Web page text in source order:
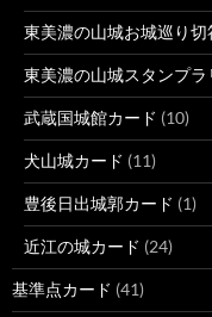
東美濃の山城お城巡り切
東美濃の山城スタンプラ
武蔵国城館カード (10)
犬山城カード (11)
豊後日出城郭カード (1)
近江の城カード (24)
基準点カード (41)